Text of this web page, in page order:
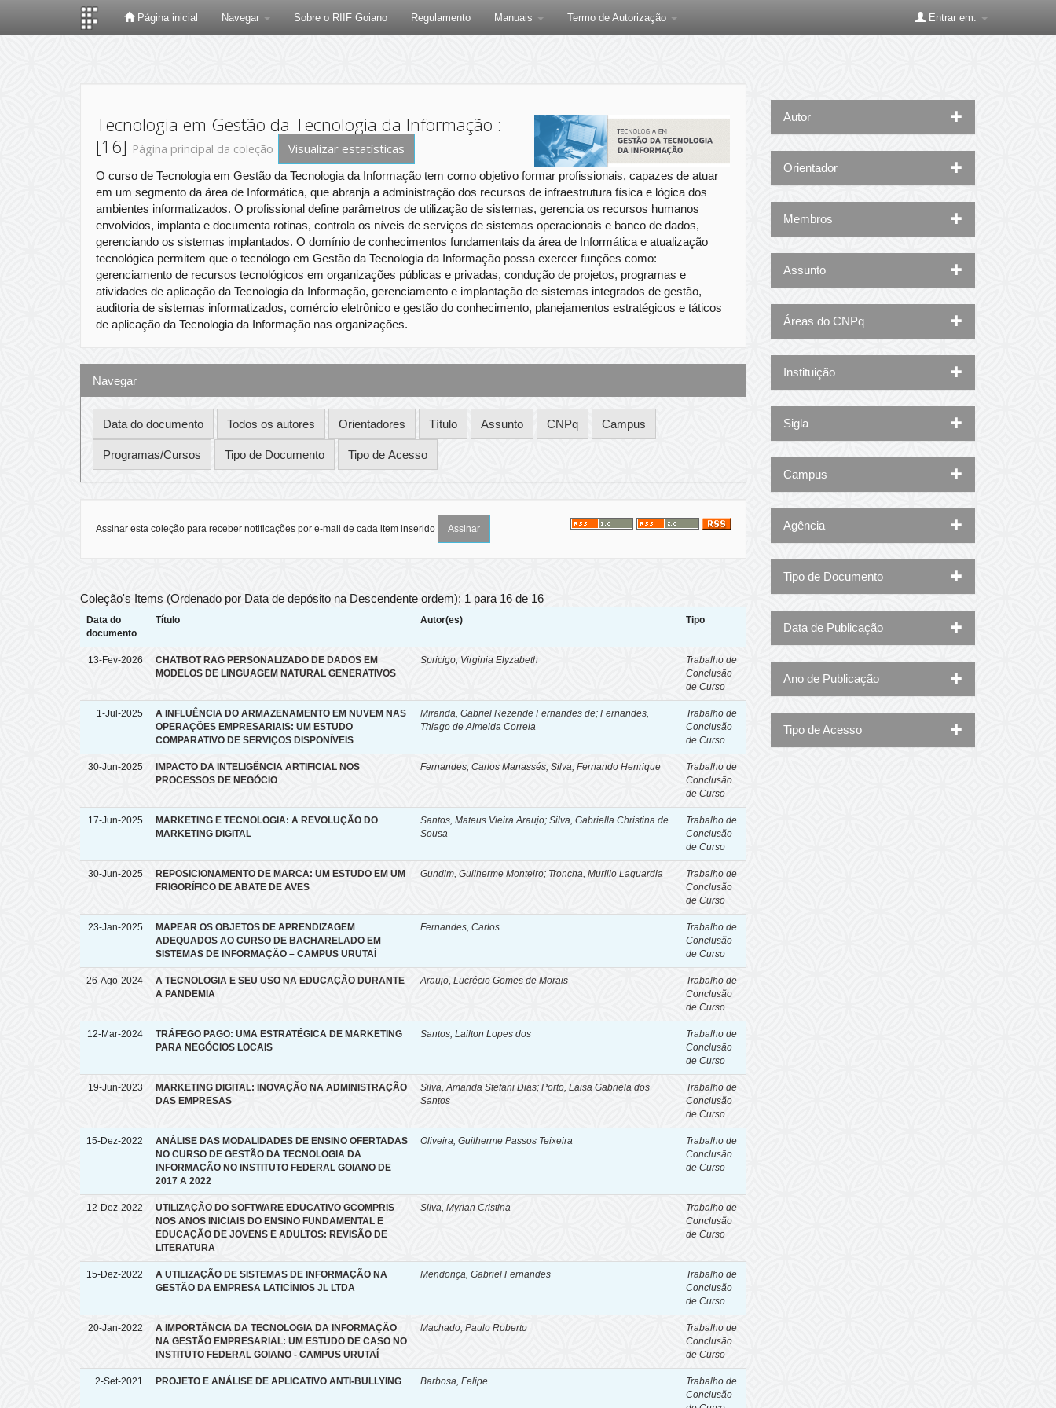
Página inicial Navegar Sobre o RIIF Goiano Regulamento Manuais Termo de Autorização Entrar em:
Tecnologia em Gestão da Tecnologia da Informação :
[16] Página principal da coleção Visualizar estatísticas
O curso de Tecnologia em Gestão da Tecnologia da Informação tem como objetivo formar profissionais, capazes de atuar
em um segmento da área de Informática, que abranja a administração dos recursos de infraestrutura física e lógica dos
ambientes informatizados. O profissional define parâmetros de utilização de sistemas, gerencia os recursos humanos
envolvidos, implanta e documenta rotinas, controla os níveis de serviços de sistemas operacionais e banco de dados,
gerenciando os sistemas implantados. O domínio de conhecimentos fundamentais da área de Informática e atualização
tecnológica permitem que o tecnólogo em Gestão da Tecnologia da Informação possa exercer funções como:
gerenciamento de recursos tecnológicos em organizações públicas e privadas, condução de projetos, programas e
atividades de aplicação da Tecnologia da Informação, gerenciamento e implantação de sistemas integrados de gestão,
auditoria de sistemas informatizados, comércio eletrônico e gestão do conhecimento, planejamentos estratégicos e táticos
de aplicação da Tecnologia da Informação nas organizações.
Navegar
Assinar esta coleção para receber notificações por e-mail de cada item inserido
Coleção's Items (Ordenado por Data de depósito na Descendente ordem): 1 para 16 de 16
Data do
documento
Título Autor(es) Tipo
13-Fev-2026
CHATBOT RAG PERSONALIZADO DE DADOS EM
MODELOS DE LINGUAGEM NATURAL GENERATIVOS
Spricigo, Virginia Elyzabeth
Trabalho de
Conclusão
de Curso
1-Jul-2025
A INFLUÊNCIA DO ARMAZENAMENTO EM NUVEM NAS
OPERAÇÕES EMPRESARIAIS: UM ESTUDO
COMPARATIVO DE SERVIÇOS DISPONÍVEIS
Miranda, Gabriel Rezende Fernandes de; Fernandes,
Thiago de Almeida Correia
Trabalho de
Conclusão
de Curso
30-Jun-2025
IMPACTO DA INTELIGÊNCIA ARTIFICIAL NOS
PROCESSOS DE NEGÓCIO
Fernandes, Carlos Manassés; Silva, Fernando Henrique
Trabalho de
Conclusão
de Curso
17-Jun-2025
MARKETING E TECNOLOGIA: A REVOLUÇÃO DO
MARKETING DIGITAL
Santos, Mateus Vieira Araujo; Silva, Gabriella Christina de
Sousa
Trabalho de
Conclusão
de Curso
30-Jun-2025
REPOSICIONAMENTO DE MARCA: UM ESTUDO EM UM
FRIGORÍFICO DE ABATE DE AVES
Gundim, Guilherme Monteiro; Troncha, Murillo Laguardia
Trabalho de
Conclusão
de Curso
23-Jan-2025
MAPEAR OS OBJETOS DE APRENDIZAGEM
ADEQUADOS AO CURSO DE BACHARELADO EM
SISTEMAS DE INFORMAÇÃO – CAMPUS URUTAÍ
Fernandes, Carlos
Trabalho de
Conclusão
de Curso
26-Ago-2024
A TECNOLOGIA E SEU USO NA EDUCAÇÃO DURANTE
A PANDEMIA
Araujo, Lucrécio Gomes de Morais
Trabalho de
Conclusão
de Curso
12-Mar-2024
TRÁFEGO PAGO: UMA ESTRATÉGICA DE MARKETING
PARA NEGÓCIOS LOCAIS
Santos, Lailton Lopes dos
Trabalho de
Conclusão
de Curso
19-Jun-2023
MARKETING DIGITAL: INOVAÇÃO NA ADMINISTRAÇÃO
DAS EMPRESAS
Silva, Amanda Stefani Dias; Porto, Laisa Gabriela dos
Santos
Trabalho de
Conclusão
de Curso
15-Dez-2022
ANÁLISE DAS MODALIDADES DE ENSINO OFERTADAS
NO CURSO DE GESTÃO DA TECNOLOGIA DA
INFORMAÇÃO NO INSTITUTO FEDERAL GOIANO DE
2017 A 2022
Oliveira, Guilherme Passos Teixeira
Trabalho de
Conclusão
de Curso
12-Dez-2022
UTILIZAÇÃO DO SOFTWARE EDUCATIVO GCOMPRIS
NOS ANOS INICIAIS DO ENSINO FUNDAMENTAL E
EDUCAÇÃO DE JOVENS E ADULTOS: REVISÃO DE
LITERATURA
Silva, Myrian Cristina
Trabalho de
Conclusão
de Curso
15-Dez-2022
A UTILIZAÇÃO DE SISTEMAS DE INFORMAÇÃO NA
GESTÃO DA EMPRESA LATICÍNIOS JL LTDA
Mendonça, Gabriel Fernandes
Trabalho de
Conclusão
de Curso
20-Jan-2022
A IMPORTÂNCIA DA TECNOLOGIA DA INFORMAÇÃO
NA GESTÃO EMPRESARIAL: UM ESTUDO DE CASO NO
INSTITUTO FEDERAL GOIANO - CAMPUS URUTAÍ
Machado, Paulo Roberto
Trabalho de
Conclusão
de Curso
2-Set-2021 PROJETO E ANÁLISE DE APLICATIVO ANTI-BULLYING Barbosa, Felipe
Trabalho de
Conclusão
Autor
Orientador
Membros
Assunto
Áreas do CNPq
Instituição
Sigla
Campus
Agência
Tipo de Documento
Data de Publicação
Ano de Publicação
Tipo de Acesso